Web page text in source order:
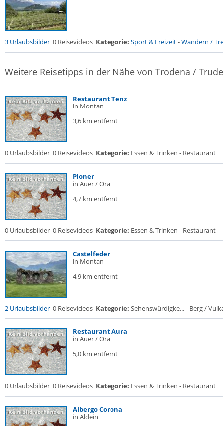
3 Urlaubsbilder 0 Reisevideos Kategorie: Sport & Freizeit-Wandern /
Weitere Reisetipps in der Nähe von Trodena /
Restaurant Tenz
in Montan
3,6 km entfernt
0 Urlaubsbilder 0 Reisevideos Kategorie: Essen & Trinken - Restaurant
Ploner
in Auer / Ora
4,7 km entfernt
0 Urlaubsbilder 0 Reisevideos Kategorie: Essen & Trinken - Restaurant
Castelfeder
in Montan
4,9 km entfernt
2 Urlaubsbilder 0 Reisevideos Kategorie: Sehenswürdigke... - Berg /
Restaurant Aura
in Auer / Ora
5,0 km entfernt
0 Urlaubsbilder 0 Reisevideos Kategorie: Essen & Trinken - Restaurant
Albergo Corona
in Aldein